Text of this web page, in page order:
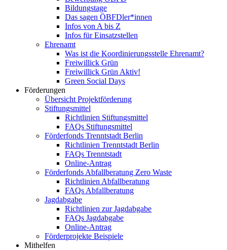
Bildungstage
Das sagen ÖBFDler*innen
Infos von A bis Z
Infos für Einsatzstellen
Ehrenamt
Was ist die Koordinierungsstelle Ehrenamt?
Freiwillick Grün
Freiwillick Grün Aktiv!
Green Social Days
Förderungen
Übersicht Projektförderung
Stiftungsmittel
Richtlinien Stiftungsmittel
FAQs Stiftungsmittel
Förderfonds Trenntstadt Berlin
Richtlinien Trenntstadt Berlin
FAQs Trenntstadt
Online-Antrag
Förderfonds Abfallberatung Zero Waste
Richtlinien Abfallberatung
FAQs Abfallberatung
Jagdabgabe
Richtlinien zur Jagdabgabe
FAQs Jagdabgabe
Online-Antrag
Förderprojekte Beispiele
Mithelfen